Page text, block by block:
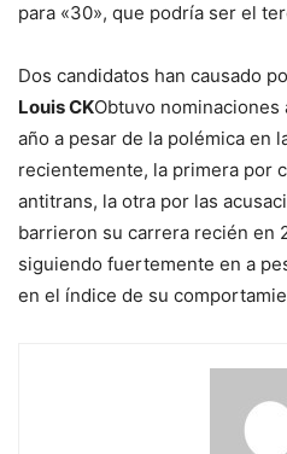
para «30», que podría ser el
Dos candidatos han causado
Louis CKObtuvo nominaciones
año a pesar de la polémica en
recientemente, la primera por
antitrans, la otra por las
barrieron su carrera recién en
siguiendo fuertemente en a
en el índice de su